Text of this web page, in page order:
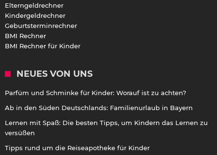
Elterngeldrechner
Kindergeldrechner
Geburtsterminrechner
BMI Rechner
BMI Rechner für Kinder
NEUES VON UNS
Parfüm und Schminke für Kinder: Worauf ist zu achten?
Ab in den Süden Deutschlands: Familienurlaub in Bayern
Lernen mit Spaß: Die besten Tipps, um Kindern das Lernen zu
versüßen
Tipps rund um die Reiseapotheke für Kinder